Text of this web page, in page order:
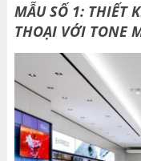
MẪU SỐ 1: THIẾT
THOẠI VỚI TONE